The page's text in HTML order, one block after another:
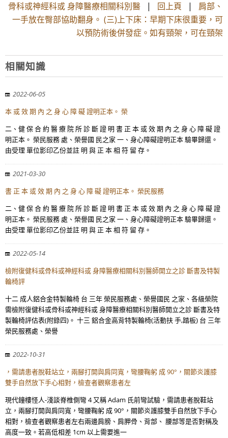
骨科或神經科或 身障醫療相關科別醫 | 回上頁 | 肩部、
一手放在臀部協助翻身。 (三)上下床：早期下床很重要，可
以預防術後併發症。如有頸架，可在頸架
相關知識
2022-06-05
本 或 效 期 內 之 身 心 障 礙 證明正本。 榮
二、健 保 合 約 醫 療 院 所 診 斷 證 明 書 正 本 或 效 期 內 之 身 心 障 礙 證
明正本。 榮民服務 處、榮譽國 民之家 一、身心障礙證明正本 驗畢歸還。
由受理 單位影印乙份並註 明 與 正 本 相 符 留 存。
2021-03-30
書 正 本 或 效 期 內 之 身 心 障 礙 證明正本。 榮民服務
二、健 保 合 約 醫 療 院 所 診 斷 證 明 書 正 本 或 效 期 內 之 身 心 障 礙 證
明正本。 榮民服務 處、榮譽國 民之家 一、身心障礙證明正本 驗畢歸還。
由受理 單位影印乙份並註 明 與 正 本 相 符 留 存。
2022-05-14
檢附復健科或骨科或神經科或 身障醫療相關科別醫師開立之診 斷書及特製
輪椅評
十二 成人鋁合金特製輪椅 台 三年 榮民服務處、榮譽國民 之家、各級榮院
需檢附復健科或骨科或神經科或 身障醫療相關科別醫師開立之診 斷書及特
製輪椅評估表(附錄四)。 十三 鋁合金高背特製輪椅(活動扶 手,踏板) 台 三年
榮民服務處、榮譽
2022-10-31
，需請患者脫鞋站立，兩腳打開與肩同寬，彎腰鞠躬 成 90°，關節炎護膝
雙手自然放下手心相對，檢查者觀察患者左
現代鐘樓怪人-淺談脊椎側彎 4 又稱 Adam 氏前彎試驗，需請患者脫鞋站
立，兩腳打開與肩同寬，彎腰鞠躬 成 90°，關節炎護膝雙手自然放下手心
相對，檢查者觀察患者左右兩邊肩膀、肩胛骨、背部、 腰部等是否對稱及
高度一致。若高低相差 1cm 以上需要進一